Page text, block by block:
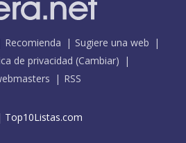
Recomienda
Sugiere una web
de privacidad (Cambiar)
RSS
Top10Listas.com